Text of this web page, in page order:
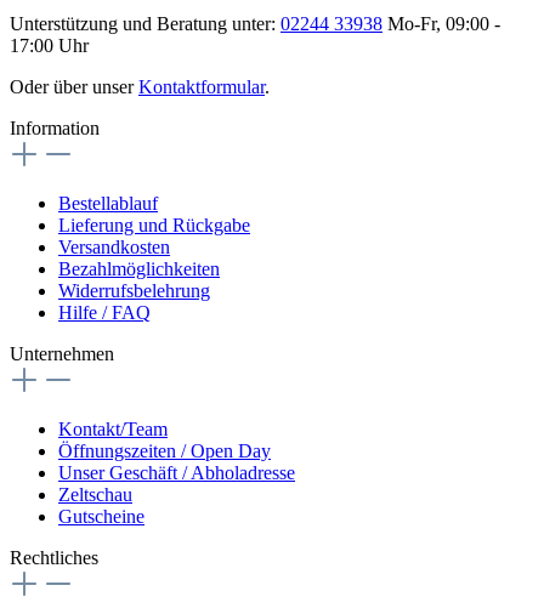
Unterstützung und Beratung unter: 02244 33938 Mo-Fr, 09:00 -
17:00 Uhr
Oder über unserKontaktformular.
Information
Bestellablauf
Lieferung und Rückgabe
Versandkosten
Bezahlmöglichkeiten
Widerrufsbelehrung
Hilfe / FAQ
Unternehmen
Kontakt/Team
Öffnungszeiten / Open Day
Unser Geschäft / Abholadresse
Zeltschau
Gutscheine
Rechtliches